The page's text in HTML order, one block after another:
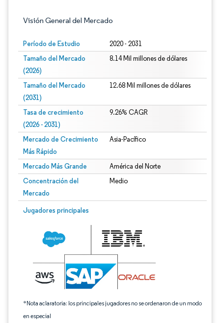
Visión General del Mercado
Período de Estudio 2020 - 2031
Tamaño del Mercado
(2026)
8.14 Mil millones de dólares
Tamaño del Mercado
(2031)
12.68 Mil millones de dólares
Tasa de crecimiento
(2026 - 2031)
9.26% CAGR
Mercado de Crecimiento
Más Rápido
Asia-Pacífico
Mercado Más Grande América del Norte
Concentración del
Mercado
Medio
Jugadores principales
*Nota aclaratoria: los principales jugadores no se ordenaron de un modo
en especial
Imagen © Mordor Intelligence. El uso requiere atribución según CC BY 4.0.